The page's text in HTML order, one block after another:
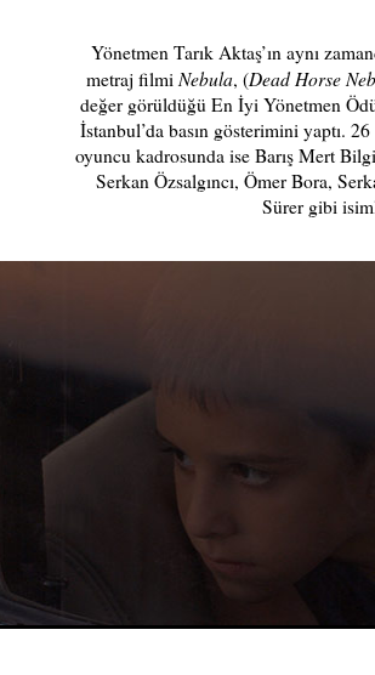
Yönetmen Tarık Aktaş’ın aynı
metraj filmi Nebula, (Dead Horse
değer görüldüğü En İyi Yönetmen
İstanbul’da basın gösterimini yaptı.
oyuncu kadrosunda ise Barış Mert
Serkan Özsalgıncı, Ömer Bora,
Sürer gibi